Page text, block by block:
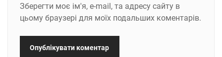
Зберегти моє ім'я, e-mail, та адресу сайту в
цьому браузері для моїх подальших коментарів.